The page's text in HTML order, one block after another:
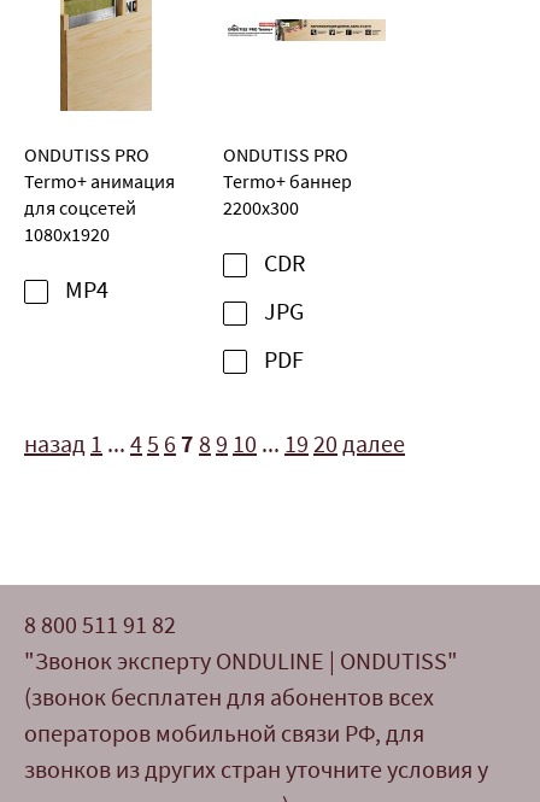
ONDUTISS PRO
Termo+ анимация
для соцсетей
1080х1920
MP4
ONDUTISS PRO
Termo+ баннер
2200х300
CDR
JPG
PDF
назад 1 ... 4 5 6 7 8 9 10 ... 19 20 далее
8 800 511 91 82
"Звонок эксперту ONDULINE | ONDUTISS"
(звонок бесплатен для абонентов всех
операторов мобильной связи РФ, для
звонков из других стран уточните условия у